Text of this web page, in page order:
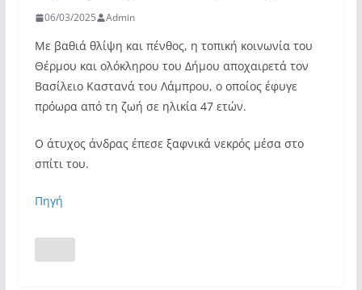
06/03/2025 Admin
Με βαθιά θλίψη και πένθος, η τοπική κοινωνία του
Θέρμου και ολόκληρου του Δήμου αποχαιρετά τον
Βασίλειο Καστανά του Λάμπρου, ο οποίος έφυγε
πρόωρα από τη ζωή σε ηλικία 47 ετών.
Ο άτυχος άνδρας έπεσε ξαφνικά νεκρός μέσα στο
σπίτι του.
Πηγή